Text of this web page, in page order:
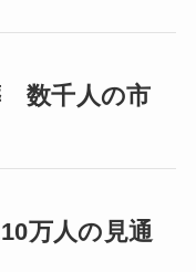
数千人の市
万人の見通